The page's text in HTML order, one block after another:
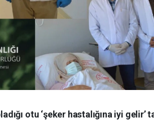
otu ‘şeker hastalığına iyi